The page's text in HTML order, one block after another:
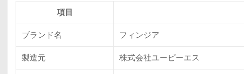
項目
ブランド名
フィンジア
製造元
株式会社ユーピーエス